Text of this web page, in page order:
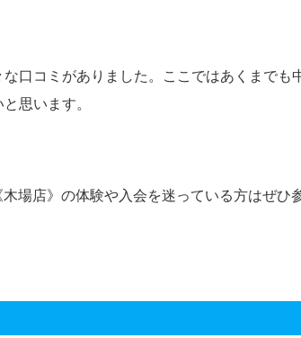
口コミがありました。ここではあくまでも
思います。
場店》の体験や入会を迷っている方はぜひ